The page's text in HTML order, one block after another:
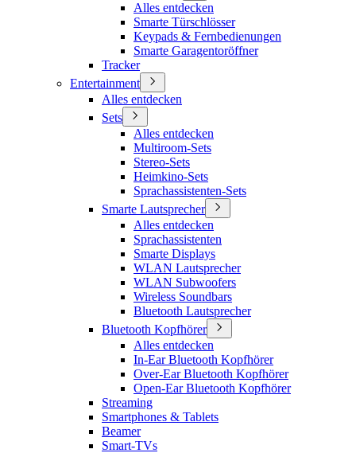
Alles entdecken
Smarte Türschlösser
Keypads & Fernbedienungen
Smarte Garagentoröffner
Tracker
Entertainment
Alles entdecken
Sets
Alles entdecken
Multiroom-Sets
Stereo-Sets
Heimkino-Sets
Sprachassistenten-Sets
Smarte Lautsprecher
Alles entdecken
Sprachassistenten
Smarte Displays
WLAN Lautsprecher
WLAN Subwoofers
Wireless Soundbars
Bluetooth Lautsprecher
Bluetooth Kopfhörer
Alles entdecken
In-Ear Bluetooth Kopfhörer
Over-Ear Bluetooth Kopfhörer
Open-Ear Bluetooth Kopfhörer
Streaming
Smartphones & Tablets
Beamer
Smart-TVs